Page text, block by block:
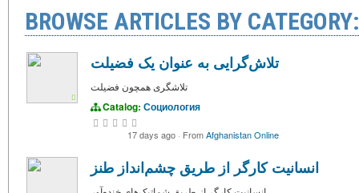
BROWSE ARTICLES BY
تلاش‌گرایی به عنوان یک فضیلت
تلاشگرى همچون فضيلت
Catalog: Социология
17 days ago · FromAfghanistan Online
انسانیت کارگر از طریق چشم‌انداز طنز